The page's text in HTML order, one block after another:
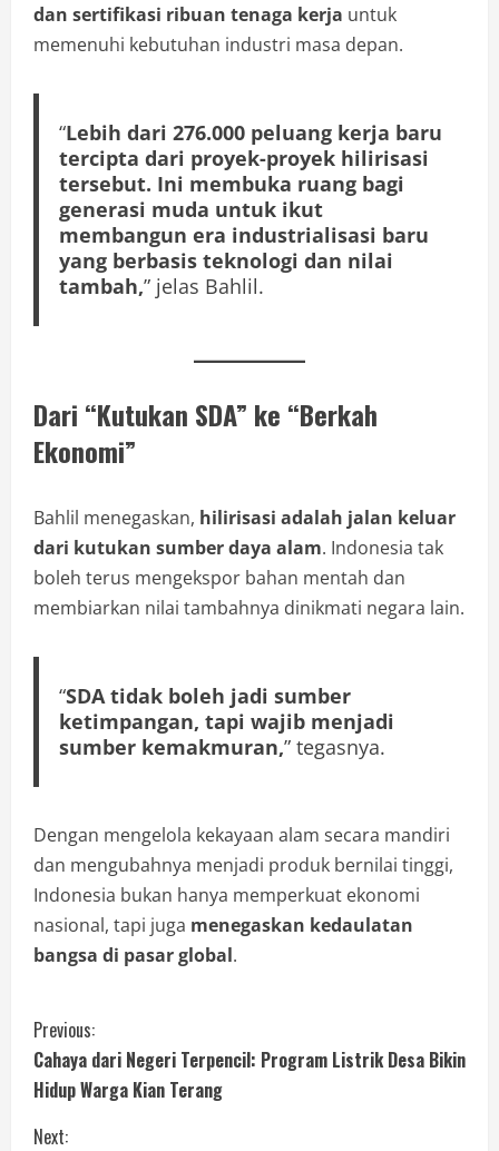
dan sertifikasi ribuan tenaga kerja untuk
memenuhi kebutuhan industri masa depan.
“Lebih dari 276.000 peluang kerja baru
tercipta dari proyek-proyek hilirisasi
tersebut. Ini membuka ruang bagi
generasi muda untuk ikut
membangun era industrialisasi baru
yang berbasis teknologi dan nilai
tambah,” jelas Bahlil.
Dari “Kutukan SDA” ke “Berkah
Ekonomi”
Bahlil menegaskan, hilirisasi adalah jalan keluar
dari kutukan sumber daya alam. Indonesia tak
boleh terus mengekspor bahan mentah dan
membiarkan nilai tambahnya dinikmati negara lain.
“SDA tidak boleh jadi sumber
ketimpangan, tapi wajib menjadi
sumber kemakmuran,” tegasnya.
Dengan mengelola kekayaan alam secara mandiri
dan mengubahnya menjadi produk bernilai tinggi,
Indonesia bukan hanya memperkuat ekonomi
nasional, tapi juga menegaskan kedaulatan
bangsa di pasar global.
Previous:
Cahaya dari Negeri Terpencil: Program Listrik Desa Bikin
Hidup Warga Kian Terang
Next: